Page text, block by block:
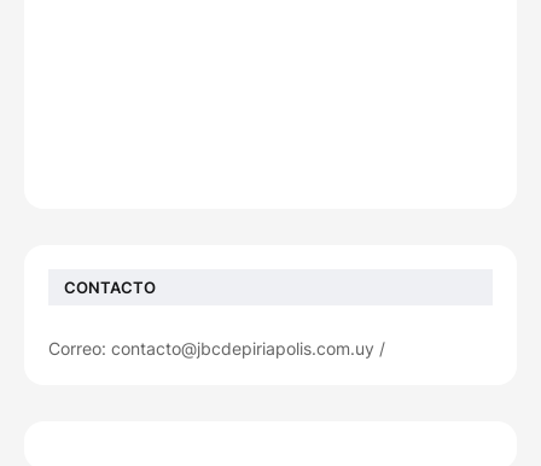
CONTACTO
Correo: contacto@jbcdepiriapolis.com.uy /